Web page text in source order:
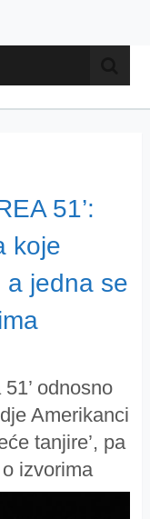
51’:
koje
a jedna se
odnosno
Amerikanci
tanjire’, pa
izvorima